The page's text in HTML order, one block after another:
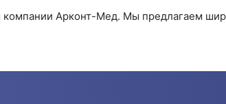
Арконт-Мед. Мы предлагаем